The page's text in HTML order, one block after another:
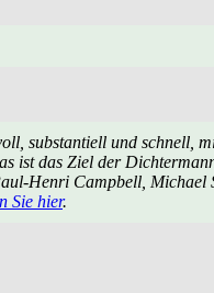
substantiell und schnell,
ist das Ziel der
Henri Campbell,
Sie hier.